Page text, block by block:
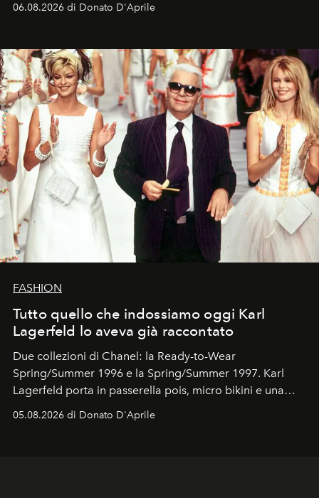
06.08.2026 di Donato D'Aprile
FASHION
Tutto quello che indossiamo oggi Karl
Lagerfeld lo aveva già raccontato
Due collezioni di Chanel: la Ready-to-Wear
Spring/Summer 1996 e la Spring/Summer 1997. Karl
Lagerfeld porta in passerella pois, micro bikini e una
Kate, Claudia e Carla una dietro l'altra. Trent'anni dopo,
05.08.2026 di Donato D'Aprile